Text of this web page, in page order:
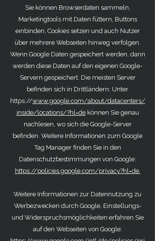
Sie können Browserdaten sammeln,
Marketingtools mit Daten füttern, Buttons
einbinden, Cookies setzen und auch Nutzer
über mehrere Webseiten hinweg verfolgen.
Wenn Google Daten gespeichert werden, dann
werden diese Daten auf den eigenen Google-
Servern gespeichert. Die meisten Server
befinden sich in Drittländern: Unter
https://www.google.com/about/datacenters/
inside/locations/?hl=dekönnen Sie genau
nachlesen, wo sich die Google-Server
befinden. Weitere Informationen zum Google
Tag Manager finden Sie in den
Datenschutzbestimmungen von Google:
https://policies.google.com/privacy?hl=de.
Weitere Informationen zur Datennutzung zu
Werbezwecken durch Google, Einstellungs-
und Widerspruchsmöglichkeiten erfahren Sie
auf den Webseiten von Google: